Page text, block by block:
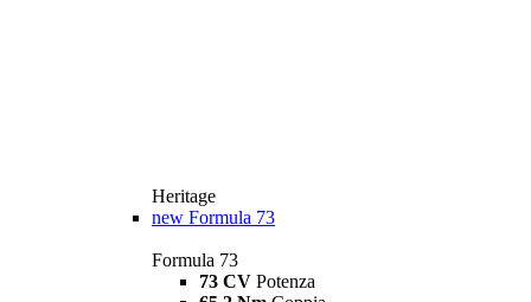
Heritage
new Formula 73
Formula 73
73 CV Potenza